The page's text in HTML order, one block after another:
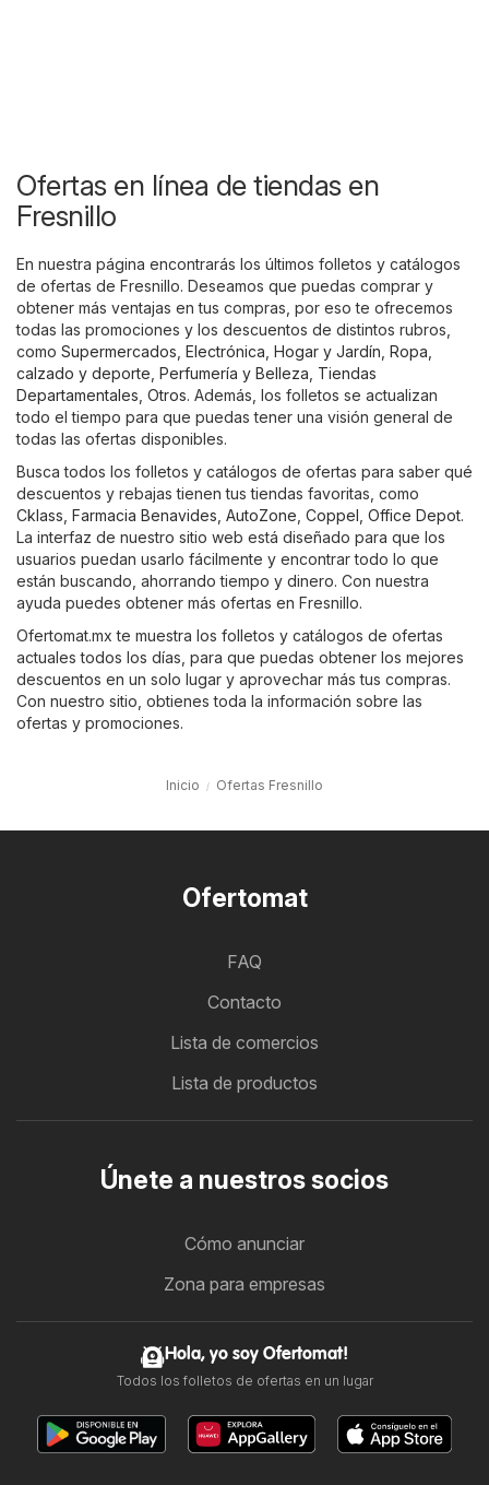
Ofertas en línea de tiendas en
Fresnillo
En nuestra página encontrarás los últimos folletos y catálogos
de ofertas de Fresnillo. Deseamos que puedas comprar y
obtener más ventajas en tus compras, por eso te ofrecemos
todas las promociones y los descuentos de distintos rubros,
como Supermercados Electrónica Hogar y Jardín Ropa,
calzado y deporte Perfumería y Belleza Tiendas
Departamentales Otros. Además, los folletos se actualizan
todo el tiempo para que puedas tener una visión general de
todas las ofertas disponibles.
Busca todos los folletos y catálogos de ofertas para saber qué
descuentos y rebajas tienen tus tiendas favoritas, como
Cklass Farmacia Benavides AutoZone Coppel Office Depot.
La interfaz de nuestro sitio web está diseñado para que los
usuarios puedan usarlo fácilmente y encontrar todo lo que
están buscando, ahorrando tiempo y dinero. Con nuestra
ayuda puedes obtener más ofertas en Fresnillo.
Ofertomat.mx te muestra los folletos y catálogos de ofertas
actuales todos los días, para que puedas obtener los mejores
descuentos en un solo lugar y aprovechar más tus compras.
Con nuestro sitio, obtienes toda la información sobre las
ofertas y promociones.
Inicio Ofertas Fresnillo
Ofertomat
FAQ
Contacto
Lista de comercios
Lista de productos
Únete a nuestros socios
Cómo anunciar
Zona para empresas
Hola, yo soy Ofertomat!
Todos los folletos de ofertas en un lugar